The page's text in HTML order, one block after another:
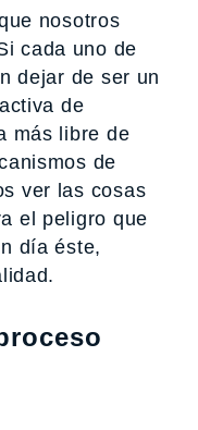
nosotros
cada uno de
dejar de ser un
de
más libre de
de
ver las cosas
el peligro que
día éste,